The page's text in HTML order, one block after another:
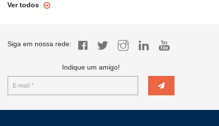
Ver todos
Siga em nossa rede:
Indique um amigo!